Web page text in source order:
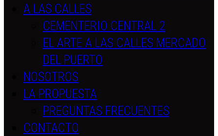
A LAS CALLES
CEMENTERIO CENTRAL 2
EL ARTE A LAS CALLES MERCADO
DEL PUERTO
NOSOTROS
LA PROPUESTA
PREGUNTAS FRECUENTES
CONTACTO